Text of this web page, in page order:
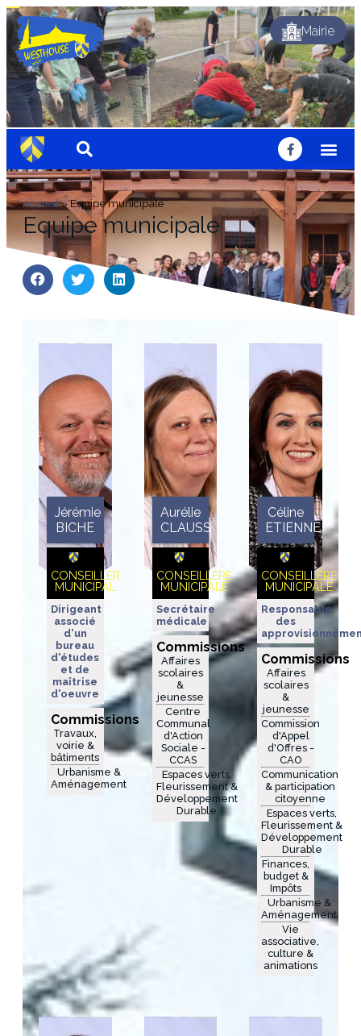
Mairie
Accueil»Equipe municipale
Equipe municipale
Jérémie
BICHE
CONSEILLER
MUNICIPAL
Dirigeant
associé
d'un
bureau
d'études
et de
maîtrise
d'oeuvre
Commissions
Travaux,
voirie &
bâtiments
Urbanisme &
Aménagement
Aurélie
CLAUSS
CONSEILLÈRE
MUNICIPALE
Secrétaire
médicale
Commissions
Affaires
scolaires
&
jeunesse
Centre
Communal
d'Action
Sociale -
CCAS
Espaces verts,
Fleurissement &
Développement
Durable
Céline
ETIENNE
CONSEILLÈRE
MUNICIPALE
Responsable
des
Commissions
Affaires
scolaires
&
jeunesse
Commission
d'Appel
d'Offres -
CAO
Communication
& participation
citoyenne
Espaces verts,
Fleurissement &
Développement
Durable
Finances,
budget &
Impôts
Urbanisme &
Aménagement
Vie
associative,
culture &
animations